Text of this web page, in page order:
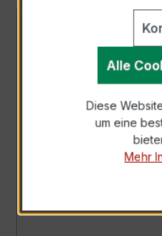
Alle
Diese
um eine
Mehr